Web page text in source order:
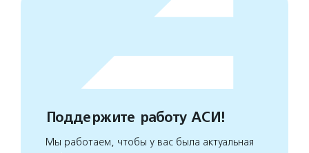
Поддержите работу АСИ!
Мы работаем, чтобы у вас была актуальная